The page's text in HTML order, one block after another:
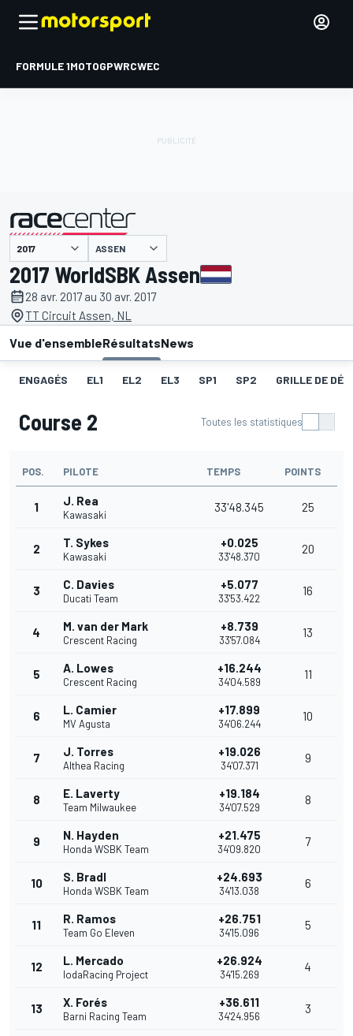
FORMULE 1MOTOGPWRCWEC
présenté par ASSEN
2017 WorldSBK Assen
28 avr. 2017 au 30 avr. 2017
TT Circuit Assen, NL
Vue d'ensembleRésultatsNews
ENGAGÉS EL1 EL2 EL3 SP1 SP2 GRILLE DE
Course 2 Toutes les statistiques
POS. PILOTE TEMPS POINTS
1 J. Rea
Kawasaki
33'48.345 25
2 T. Sykes
Kawasaki
+0.025
33'48.370
20
3 C. Davies
Ducati Team
+5.077
33'53.422
16
4 M. van der Mark
Crescent Racing
+8.739
33'57.084
13
5 A. Lowes
Crescent Racing
+16.244
34'04.589
11
6 L. Camier
MV Agusta
+17.899
34'06.244
10
7 J. Torres
Althea Racing
+19.026
34'07.371
9
8 E. Laverty
Team Milwaukee
+19.184
34'07.529
8
9 N. Hayden
Honda WSBK Team
+21.475
34'09.820
7
10 S. Bradl
Honda WSBK Team
+24.693
34'13.038
6
11 R. Ramos
Team Go Eleven
+26.751
34'15.096
5
12 L. Mercado
IodaRacing Project
+26.924
34'15.269
4
13 X. Forés
Barni Racing Team
+36.611
34'24.956
3